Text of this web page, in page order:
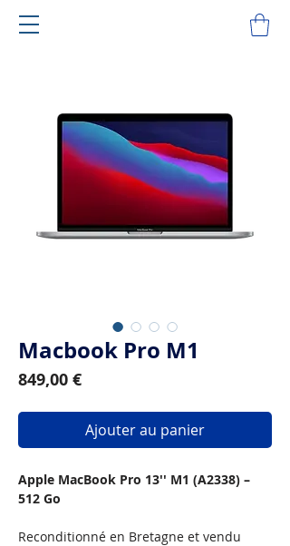
Macbook Pro M1
849,00 €Prix
Ajouter au panier
Apple MacBook Pro 13'' M1 (A2338) –
512 Go
Reconditionné en Bretagne et vendu